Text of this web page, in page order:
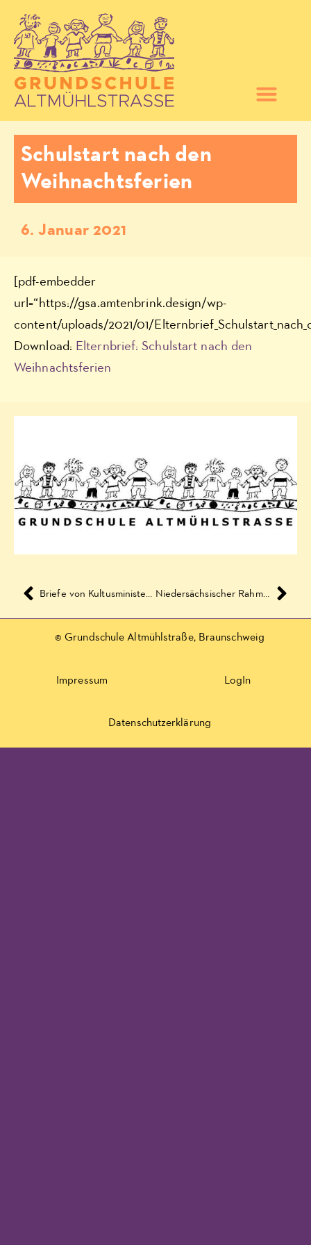
Schulstart nach den
Weihnachtsferien
6. Januar 2021
[pdf-embedder
url=“https://gsa.amtenbrink.design/wp-
content/uploads/2021/01/
Download: Elternbrief: Schulstart nach den
Weihnachtsferien
Niedersächsischer Rahmen-Hygieneplan
© Grundschule Altmühlstraße, Braunschweig
Impressum LogIn
Datenschutzerklärung